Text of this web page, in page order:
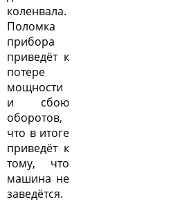
коленвала.
Поломка
прибора
приведёт к
потере
мощности
и сбою
оборотов,
что в итоге
приведёт к
тому, что
машина не
заведётся.